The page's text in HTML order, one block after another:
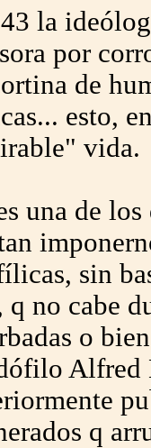
la
por
de
esto,
vida.
una de
sin
q no cabe
o
Alfred
q